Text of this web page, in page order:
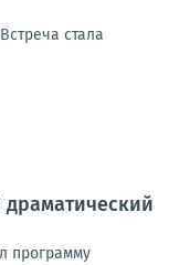
стала
программу